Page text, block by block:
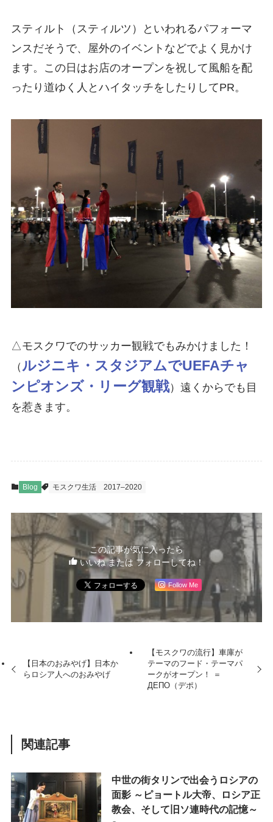
スティルト（スティルツ）といわれるパフォーマ
ンスだそうで、屋外のイベントなどでよく見かけ
ます。この日はお店のオープンを祝して風船を配
ったり道ゆく人とハイタッチをしたりしてPR。
△モスクワでのサッカー観戦でもみかけました！
（ルジニキ・スタジアムでUEFAチャ
ンピオンズ・リーグ観戦）遠くからでも目
を惹きます。
Blog モスクワ生活 2017–2020
この記事が気に入ったら
いいね または フォローしてね！
Follow Me
【日本のおみやげ】日本か
らロシア人へのおみやげ
【モスクワの流行】車庫が
テーマのフード・テーマパ
ークがオープン！ ＝
ДЕПО（デポ）
関連記事
中世の街タリンで出会うロシアの
面影 ～ピョートル大帝、ロシア正
教会、そして旧ソ連時代の記憶～